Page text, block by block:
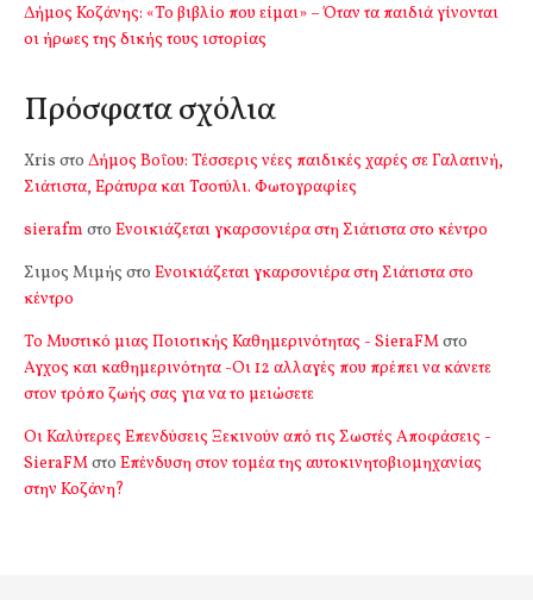
Δήμος Κοζάνης: «Το βιβλίο που είμαι» – Όταν τα παιδιά γίνονται
οι ήρωες της δικής τους ιστορίας
Πρόσφατα σχόλια
Xris στο Δήμος Βοΐου: Τέσσερις νέες παιδικές χαρές σε Γαλατινή,
Σιάτιστα, Εράτυρα και Τσοτύλι. Φωτογραφίες
sierafm στο Ενοικιάζεται γκαρσονιέρα στη Σιάτιστα στο κέντρο
Σιμος Μιμής στο Ενοικιάζεται γκαρσονιέρα στη Σιάτιστα στο
κέντρο
Το Μυστικό μιας Ποιοτικής Καθημερινότητας - SieraFMστο
Αγχος και καθημερινότητα -Οι 12 αλλαγές που πρέπει να κάνετε
στον τρόπο ζωής σας για να το μειώσετε
Οι Καλύτερες Επενδύσεις Ξεκινούν από τις Σωστές Αποφάσεις -
SieraFMστο Επένδυση στον τομέα της αυτοκινητοβιομηχανίας
στην Κοζάνη?